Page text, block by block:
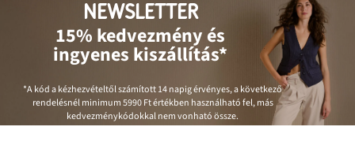
NEWSLETTER
15% kedvezmény és
ingyenes kiszállítás*
*A kód a kézhezvételtől számított 14 napig érvényes, a következő
rendelésnél minimum5990 Ftértékben használható fel, más
kedvezménykódokkal nem vonható össze.